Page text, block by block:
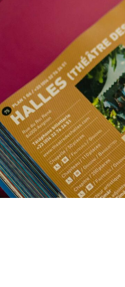
©
sera à
lieu des
de Côte d’Ivoire,
toute sa
portes les
reprise deChotto